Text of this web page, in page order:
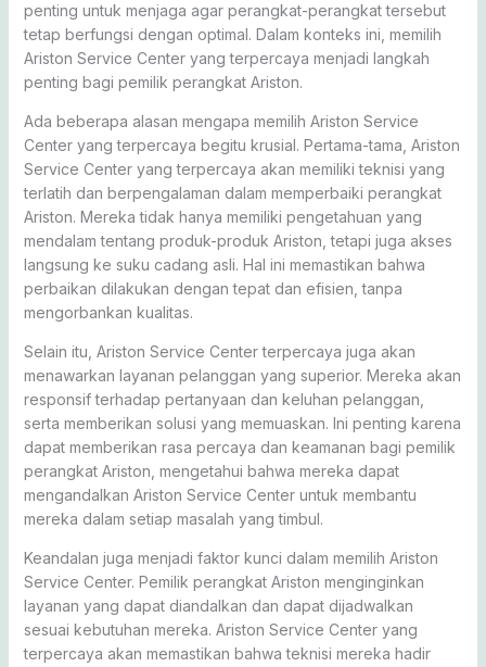
penting untuk menjaga agar perangkat-perangkat tersebut
tetap berfungsi dengan optimal. Dalam konteks ini, memilih
Ariston Service Center yang terpercaya menjadi langkah
penting bagi pemilik perangkat Ariston.
Ada beberapa alasan mengapa memilih Ariston Service
Center yang terpercaya begitu krusial. Pertama-tama, Ariston
Service Center yang terpercaya akan memiliki teknisi yang
terlatih dan berpengalaman dalam memperbaiki perangkat
Ariston. Mereka tidak hanya memiliki pengetahuan yang
mendalam tentang produk-produk Ariston, tetapi juga akses
langsung ke suku cadang asli. Hal ini memastikan bahwa
perbaikan dilakukan dengan tepat dan efisien, tanpa
mengorbankan kualitas.
Selain itu, Ariston Service Center terpercaya juga akan
menawarkan layanan pelanggan yang superior. Mereka akan
responsif terhadap pertanyaan dan keluhan pelanggan,
serta memberikan solusi yang memuaskan. Ini penting karena
dapat memberikan rasa percaya dan keamanan bagi pemilik
perangkat Ariston, mengetahui bahwa mereka dapat
mengandalkan Ariston Service Center untuk membantu
mereka dalam setiap masalah yang timbul.
Keandalan juga menjadi faktor kunci dalam memilih Ariston
Service Center. Pemilik perangkat Ariston menginginkan
layanan yang dapat diandalkan dan dapat dijadwalkan
sesuai kebutuhan mereka. Ariston Service Center yang
terpercaya akan memastikan bahwa teknisi mereka hadir